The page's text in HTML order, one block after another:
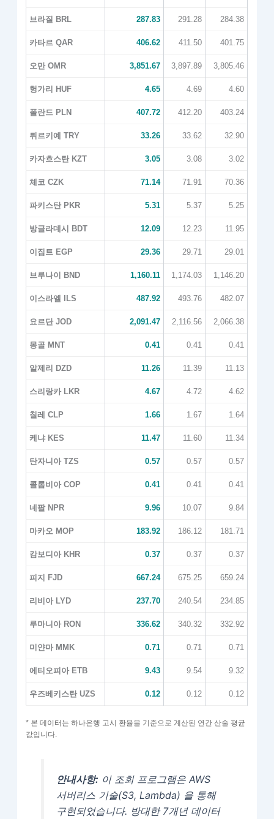
브라질 BRL 287.83 291.28 284.38
카타르 QAR 406.62 411.50 401.75
오만 OMR 3,851.67 3,897.89 3,805.46
헝가리 HUF 4.65 4.69 4.60
폴란드 PLN 407.72 412.20 403.24
튀르키예 TRY 33.26 33.62 32.90
카자흐스탄 KZT 3.05 3.08 3.02
체코 CZK 71.14 71.91 70.36
파키스탄 PKR 5.31 5.37 5.25
방글라데시 BDT 12.09 12.23 11.95
이집트 EGP 29.36 29.71 29.01
브루나이 BND 1,160.11 1,174.03 1,146.20
이스라엘 ILS 487.92 493.76 482.07
요르단 JOD 2,091.47 2,116.56 2,066.38
몽골 MNT 0.41 0.41 0.41
알제리 DZD 11.26 11.39 11.13
스리랑카 LKR 4.67 4.72 4.62
칠레 CLP 1.66 1.67 1.64
케냐 KES 11.47 11.60 11.34
탄자니아 TZS 0.57 0.57 0.57
콜롬비아 COP 0.41 0.41 0.41
네팔 NPR 9.96 10.07 9.84
마카오 MOP 183.92 186.12 181.71
캄보디아 KHR 0.37 0.37 0.37
피지 FJD 667.24 675.25 659.24
리비아 LYD 237.70 240.54 234.85
루마니아 RON 336.62 340.32 332.92
미얀마 MMK 0.71 0.71 0.71
에티오피아 ETB 9.43 9.54 9.32
우즈베키스탄 UZS 0.12 0.12 0.12
* 본 데이터는 하나은행 고시 환율을 기준으로 계산된 연간 산술 평균
값입니다.
안내사항:이 조회 프로그램은 AWS
서버리스 기술(S3, Lambda) 을 통해
구현되었습니다. 방대한 7개년 데이터